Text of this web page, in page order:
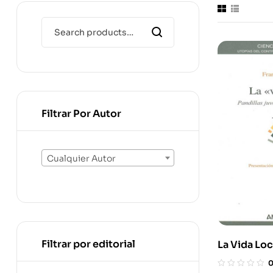
La Vida
Juveniles
0
Filtrar Por Autor
Cualquier Autor
Filtrar por editorial